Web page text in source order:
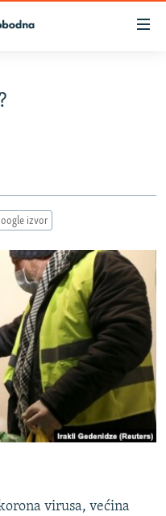
izvor
virusa, većina